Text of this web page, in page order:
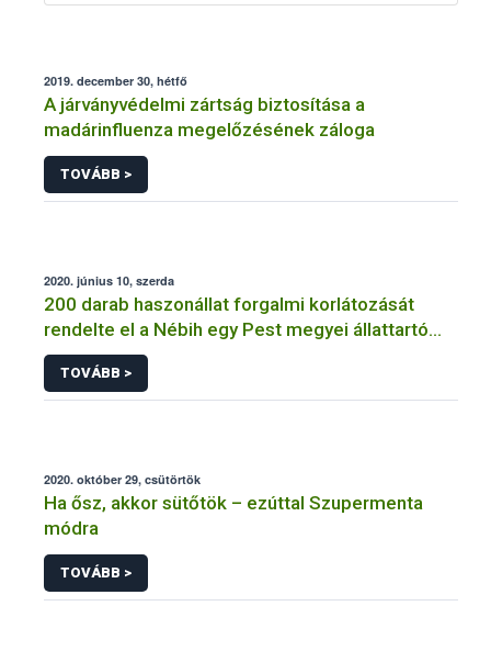
2019. december 30, hétfő
A járványvédelmi zártság biztosítása a
madárinfluenza megelőzésének záloga
TOVÁBB >
2020. június 10, szerda
200 darab haszonállat forgalmi korlátozását
rendelte el a Nébih egy Pest megyei állattartó
telepen
TOVÁBB >
2020. október 29, csütörtök
Ha ősz, akkor sütőtök – ezúttal Szupermenta
módra
TOVÁBB >